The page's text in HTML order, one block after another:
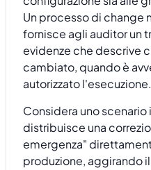
Un processo di
fornisce agli auditor un
evidenze che descrive
cambiato, quando è
autorizzato l'esecuzione.
Considera uno
distribuisce una
emergenza"
produzione, aggirando